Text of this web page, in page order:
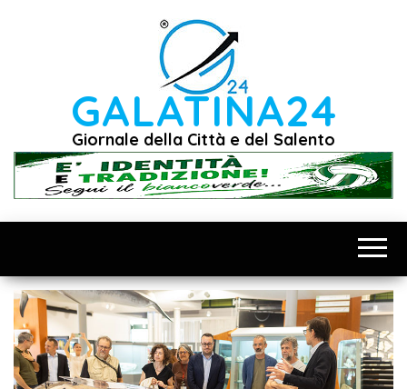
GALATINA24
Giornale della Città e del Salento